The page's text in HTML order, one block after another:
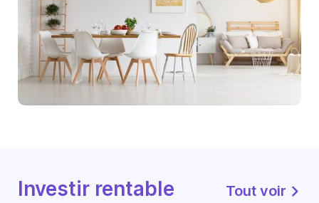
Investir rentable Tout voir